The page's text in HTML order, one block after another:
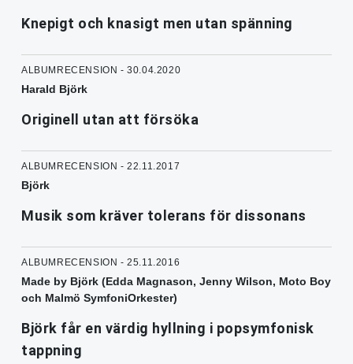
Knepigt och knasigt men utan spänning
ALBUMRECENSION - 30.04.2020
Harald Björk
Originell utan att försöka
ALBUMRECENSION - 22.11.2017
Björk
Musik som kräver tolerans för dissonans
ALBUMRECENSION - 25.11.2016
Made by Björk (Edda Magnason, Jenny Wilson, Moto Boy
och Malmö SymfoniOrkester)
Björk får en värdig hyllning i popsymfonisk
tappning